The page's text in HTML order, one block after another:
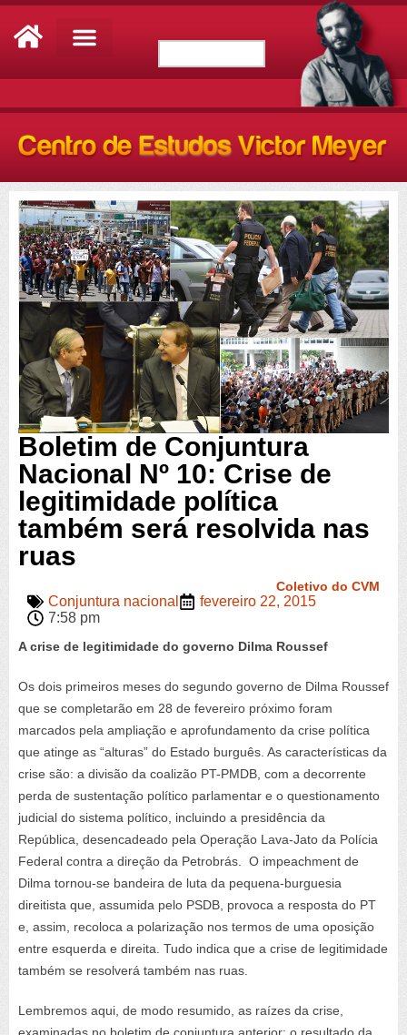
Boletim de Conjuntura
Nacional Nº 10: Crise de
legitimidade política
também será resolvida nas
ruas
Coletivo do CVM
Conjuntura nacional
fevereiro 22, 2015
7:58 pm
A crise de legitimidade do governo Dilma Roussef
Os dois primeiros meses do segundo governo de Dilma Roussef
que se completarão em 28 de fevereiro próximo foram
marcados pela ampliação e aprofundamento da crise política
que atinge as “alturas” do Estado burguês. As características da
crise são: a divisão da coalizão PT-PMDB, com a decorrente
perda de sustentação político parlamentar e o questionamento
judicial do sistema político, incluindo a presidência da
República, desencadeado pela Operação Lava-Jato da Polícia
Federal contra a direção da Petrobrás.
O impeachment de
Dilma tornou-se bandeira de luta da pequena-burguesia
direitista que, assumida pelo PSDB, provoca a resposta do PT
e, assim, recoloca a polarização nos termos de uma oposição
entre esquerda e direita. Tudo indica que a crise de legitimidade
também se resolverá também nas ruas.
Lembremos aqui, de modo resumido, as raízes da crise,